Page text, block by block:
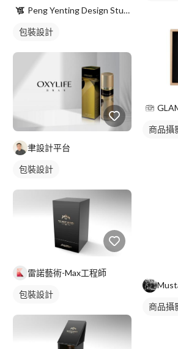
Peng Yenting Design Studio
包裝設計
聿設計平台
包裝設計
雷諾藝術-Max工程師
包裝設計
商品攝
商品攝